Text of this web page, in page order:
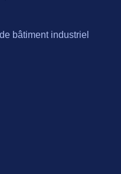
bâtiment industriel